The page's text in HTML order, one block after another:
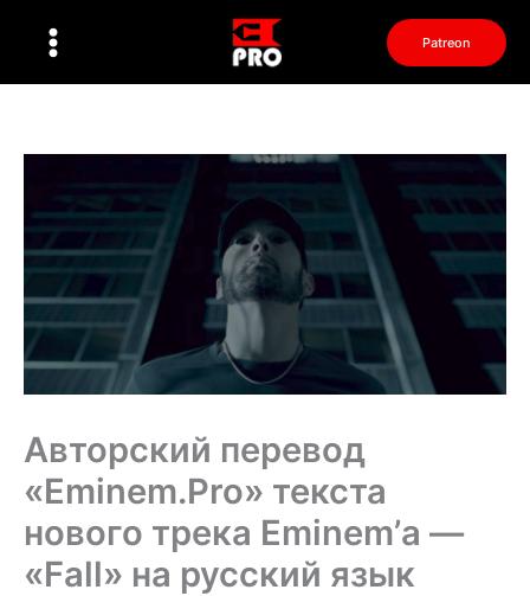
Patreon
Авторский перевод
«Eminem.Pro» текста
нового трека Eminem’а —
«Fall» на русский язык